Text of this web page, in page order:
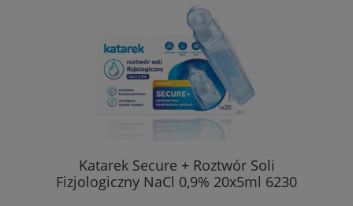
Katarek Secure + Roztwór Soli
Fizjologiczny NaCl 0,9% 20x5ml 6230